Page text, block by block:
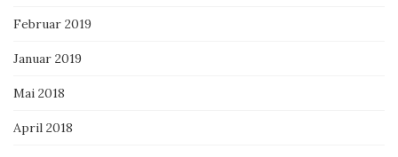
Februar 2019
Januar 2019
Mai 2018
April 2018